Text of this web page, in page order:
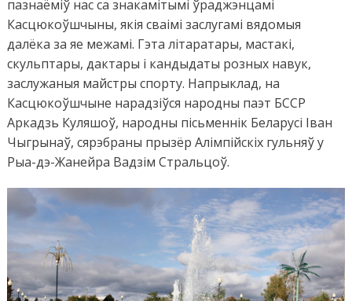
пазнаёміў нас са знакамітымі ўраджэнцамі
Касцюкоўшчыны, якія сваімі заслугамі вядомыя
далёка за яе межамі. Гэта літаратары, мастакі,
скульптары, дактары і кандыдаты розных навук,
заслужаныя майстры спорту. Напрыклад, на
Касцюкоўшчыне нарадзіўся народны паэт БССР
Аркадзь Куляшоў, народны пісьменнік Беларусі Іван
Чыгрынаў, сярэбраны прызёр Алімпійскіх гульняў у
Рыа-дэ-Жанейра Вадзім Стральцоў.